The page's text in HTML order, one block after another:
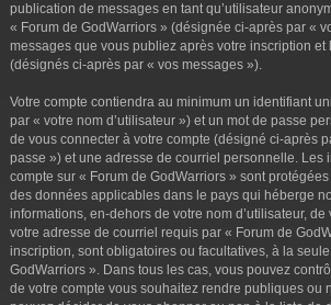
publication de messages en tant qu’utilisateur
« Forum de GodWarriors » (désignée ci-après par «
messages que vous publiez après votre inscription et
(désignés ci-après par « vos messages »).
Votre compte contiendra au minimum un identifiant
par « votre nom d’utilisateur ») et un mot de passe
de vous connecter à votre compte (désigné ci-après
passe ») et une adresse de courriel personnelle. Les
compte sur « Forum de GodWarriors » sont
des données applicables dans le pays qui héberge
informations, en-dehors de votre nom d’utilisateur, de
votre adresse de courriel requis par « Forum de
inscription, sont obligatoires ou facultatives, à la
GodWarriors ». Dans tous les cas, vous pouvez
de votre compte vous souhaitez rendre publiques ou